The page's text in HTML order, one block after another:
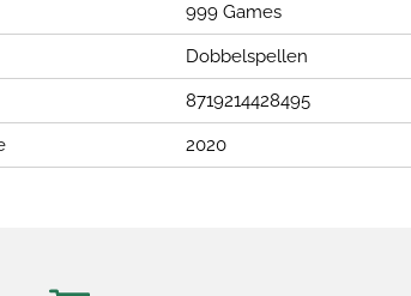
999 Games
Dobbelspellen
8719214428495
2020